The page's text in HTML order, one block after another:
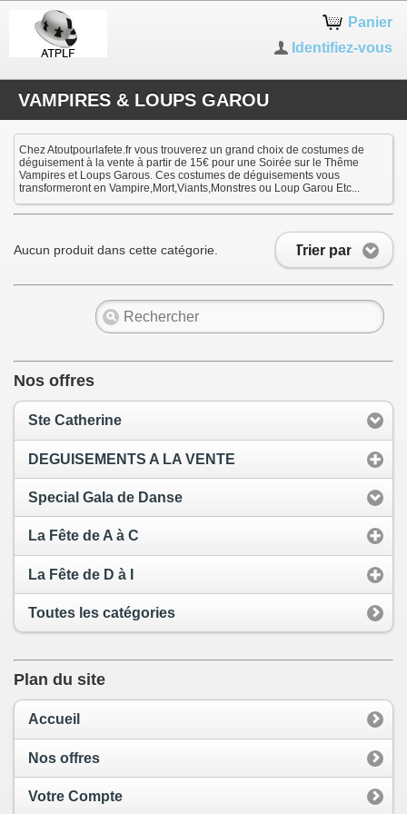
Panier
Identifiez-vous
VAMPIRES & LOUPS GAROU
Chez Atoutpourlafete.fr vous trouverez un grand choix de costumes de
déguisement à la vente à partir de 15€ pour une Soirée sur le Thême
Vampires et Loups Garous. Ces costumes de déguisements vous
transformeront en Vampire,Mort,Viants,Monstres ou Loup Garou Etc...
Trier par
Aucun produit dans cette catégorie.
Nos offres
Ste Catherine
DEGUISEMENTS A LA VENTE
Special Gala de Danse
La Fête de A à C
La Fête de D à I
Toutes les catégories
Plan du site
Accueil
Nos offres
Votre Compte